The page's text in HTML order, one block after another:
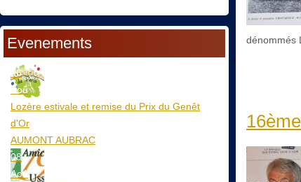
Evenements
06
Aoû
Lozère estivale et remise du Prix du Genêt
d'Or
AUMONT AUBRAC
08
Aoû
dénommés